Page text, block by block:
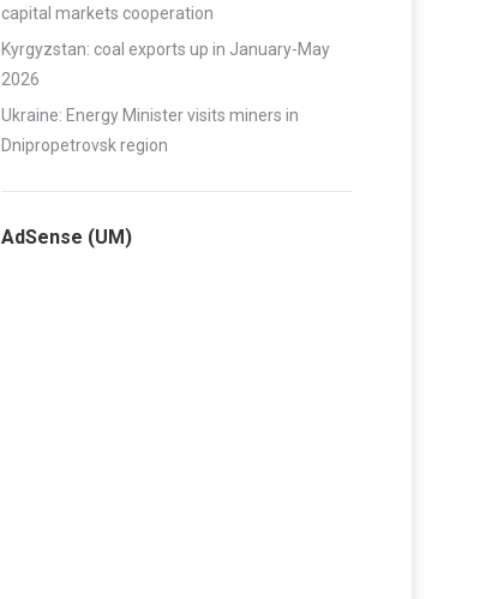
capital markets cooperation
Kyrgyzstan: coal exports up in January-May
2026
Ukraine: Energy Minister visits miners in
Dnipropetrovsk region
AdSense (UM)